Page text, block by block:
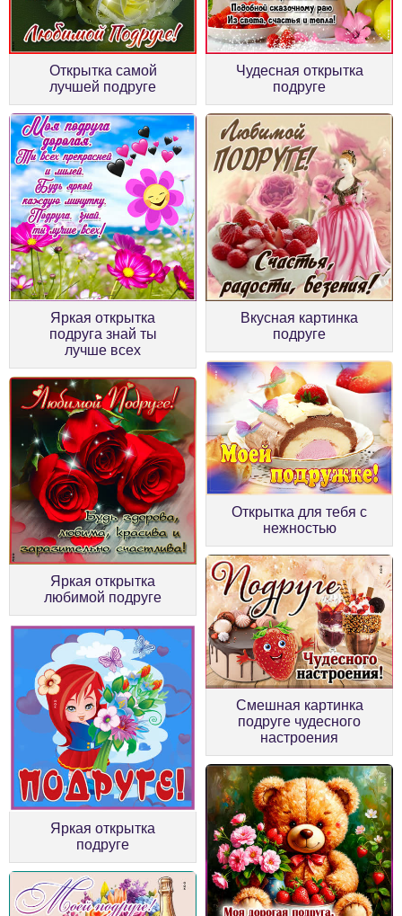
Открытка самой
лучшей подруге
Чудесная открытка
подруге
Яркая открытка
подруга знай ты
лучше всех
Вкусная картинка
подруге
Яркая открытка
любимой подруге
Открытка для тебя с
нежностью
Яркая открытка
подруге
Смешная картинка
подруге чудесного
настроения